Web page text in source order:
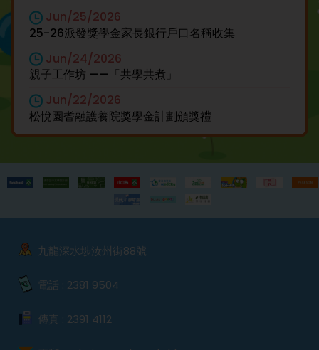
Jun/25/2026
25-26派發獎學金家長銀行戶口名稱收集
Jun/24/2026
親子工作坊 ——「共學共煮」
Jun/22/2026
松悅園耆融護養院獎學金計劃頒獎禮
九龍深水埗汝州街88號
電話 : 2381 9504
傳真 : 2391 4112